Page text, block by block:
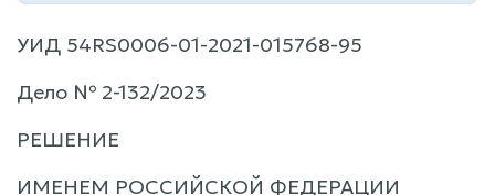
УИД 54RS0006-01-2021-015768-95
Дело № 2-132/2023
РЕШЕНИЕ
ИМЕНЕМ РОССИЙСКОЙ ФЕДЕРАЦИИ